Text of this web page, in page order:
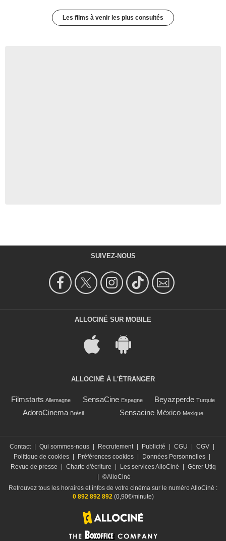
Les films à venir les plus consultés
SUIVEZ-NOUS
ALLOCINÉ SUR MOBILE
ALLOCINÉ À L'ÉTRANGER
Filmstarts Allemagne SensaCine Espagne Beyazperde Turquie
AdoroCinema Brésil Sensacine México Mexique
Contact | Qui sommes-nous | Recrutement | Publicité | CGU | CGV |
Politique de cookies | Préférences cookies | Données Personnelles |
Revue de presse
| Charte d'écriture | Les services AlloCiné | Gérer Utiq
| ©AlloCiné
Retrouvez tous les horaires et infos de votre cinéma sur le numéro AlloCiné :
0 892 892 892(0,90€/minute)